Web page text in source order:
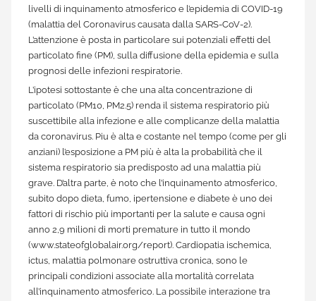
livelli di inquinamento atmosferico e l’epidemia di COVID-19
(malattia del Coronavirus causata dalla SARS-CoV-2).
L’attenzione è posta in particolare sui potenziali effetti del
particolato fine (PM), sulla diffusione della epidemia e sulla
prognosi delle infezioni respiratorie.
L’ipotesi sottostante è che una alta concentrazione di
particolato (PM10, PM2.5) renda il sistema respiratorio più
suscettibile alla infezione e alle complicanze della malattia
da coronavirus. Piu è alta e costante nel tempo (come per gli
anziani) l’esposizione a PM più è alta la probabilità che il
sistema respiratorio sia predisposto ad una malattia più
grave. D’altra parte, è noto che l’inquinamento atmosferico,
subito dopo dieta, fumo, ipertensione e diabete è uno dei
fattori di rischio più importanti per la salute e causa ogni
anno 2,9 milioni di morti premature in tutto il mondo
(www.stateofglobalair.org/report). Cardiopatia ischemica,
ictus, malattia polmonare ostruttiva cronica, sono le
principali condizioni associate alla mortalità correlata
all’inquinamento atmosferico. La possibile interazione tra